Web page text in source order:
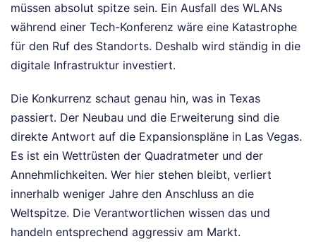
müssen absolut spitze sein. Ein Ausfall des WLANs
während einer Tech-Konferenz wäre eine Katastrophe
für den Ruf des Standorts. Deshalb wird ständig in die
digitale Infrastruktur investiert.
Die Konkurrenz schaut genau hin, was in Texas
passiert. Der Neubau und die Erweiterung sind die
direkte Antwort auf die Expansionspläne in Las Vegas.
Es ist ein Wettrüsten der Quadratmeter und der
Annehmlichkeiten. Wer hier stehen bleibt, verliert
innerhalb weniger Jahre den Anschluss an die
Weltspitze. Die Verantwortlichen wissen das und
handeln entsprechend aggressiv am Markt.